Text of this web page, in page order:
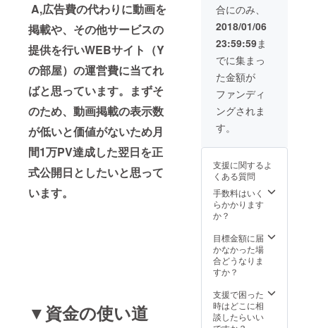
A,広告費の代わりに動画を
掲載や、その他サービスの
提供を行いWEBサイト（Y
の部屋）の運営費に当てれ
ばと思っています。まずそ
のため、動画掲載の表示数
が低いと価値がないため月
間1万PV達成した翌日を正
式公開日としたいと思って
います。
▼資金の使い道
Facebo
okコミ
ニ
ティー
に招待
・
YouTub
eチャン
ネルの
ご紹介
合にのみ、
2018/01/06
23:59:59ま
でに集まっ
た金額が
ファンディ
ングされま
す。
支援に関するよ
くある質問
手数料はいく
らかかります
か？
目標金額に届
かなかった場
合どうなりま
すか？
支援で困った
時はどこに相
談したらいい